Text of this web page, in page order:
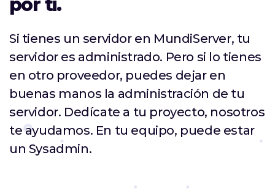
por ti.
Si tienes un servidor en MundiServer, tu
servidor es administrado. Pero si lo tienes
en otro proveedor, puedes dejar en
buenas manos la administración de tu
servidor. Dedícate a tu proyecto, nosotros
te ayudamos. En tu equipo, puede estar
un Sysadmin.